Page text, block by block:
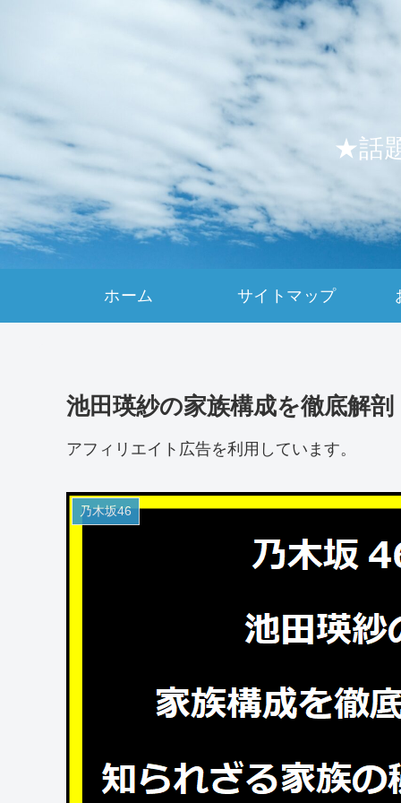
★話
ホーム サイトマップ
池田瑛紗の家族構成を徹底解
アフィリエイト広告を利用しています。
乃木坂46